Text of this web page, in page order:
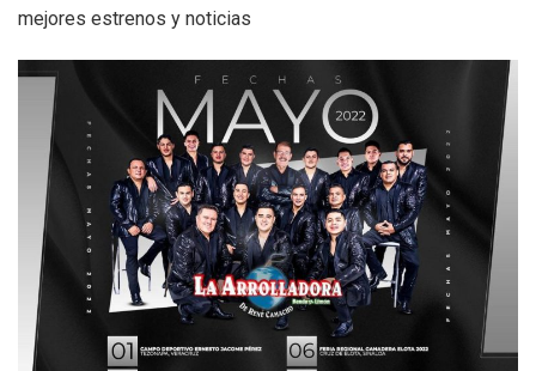
mejores estrenos y noticias